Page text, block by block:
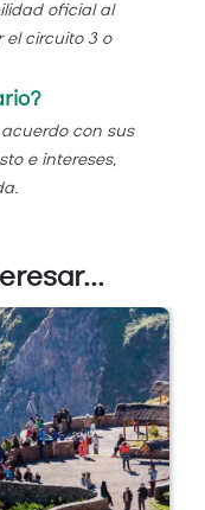
oficial al
circuito 3 o
con sus
e intereses,